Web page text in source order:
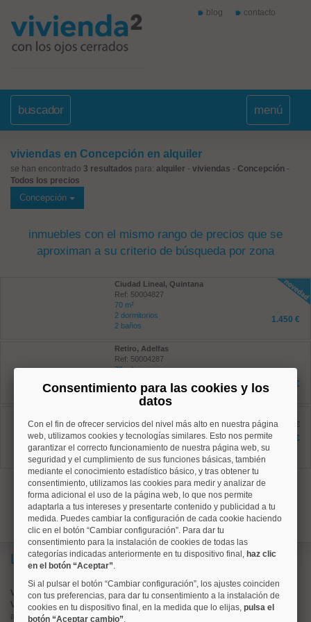
blog contacto
buscador menú
viviendas en Concepción en alquiler
se han encontrado 3 resultados para: alquiler - viviendas - Concepción -
Todos los precios
Concepción
inmuebles con el mismo rango de precios que se
aproximan a su criterio de búsqueda por zona
Ciudad Lineal, Quintana
Ref: 50004827
70 m²
2 dormitorios
2 baños
1.450 €
Retiro, Adelfas
Ref: 50004287
72 m²
1 baños
1.600 €
Ref: 50004673
42 m²
0 dormitorios
1 baños
antes 1.395 €
1.300 €
1
Lo más buscado
Valorar vivienda online
Vender piso
alquiler de pisos encentro
Consentimiento para las cookies y los
datos
Con el fin de ofrecer servicios del nivel más alto en nuestra página
web, utilizamos cookies y tecnologías similares. Esto nos permite
garantizar el correcto funcionamiento de nuestra página web, su
seguridad y el cumplimiento de sus funciones básicas, también
mediante el conocimiento estadístico básico, y tras obtener tu
consentimiento, utilizamos las cookies para medir y analizar de
forma adicional el uso de la página web, lo que nos permite
adaptarla a tus intereses y presentarte contenido y publicidad a tu
medida. Puedes cambiar la configuración de cada cookie haciendo
clic en el botón “Cambiar configuración”. Para dar tu
consentimiento para la instalación de cookies de todas las
categorías indicadas anteriormente en tu dispositivo final, haz clic
en el botón “Aceptar”.
Si al pulsar el botón “Cambiar configuración”, los ajustes coinciden
con tus preferencias, para dar tu consentimiento a la instalación de
cookies en tu dispositivo final, en la medida que lo elijas, pulsa el
botón “Aceptar cambio”.